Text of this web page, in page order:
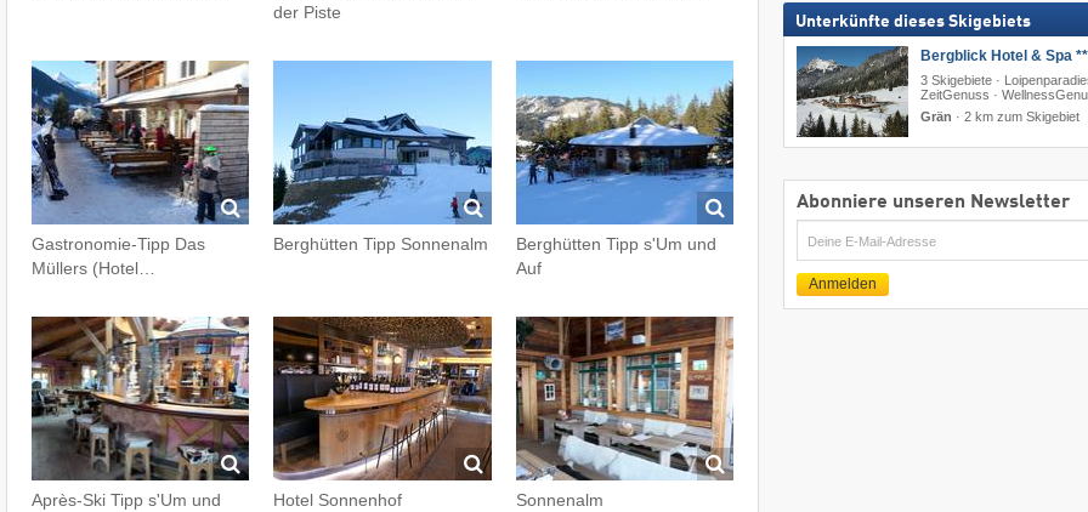
der Piste
Gastronomie-Tipp Das
Müllers (Hotel…
Berghütten Tipp Sonnenalm
Berghütten Tipp s'Um und
Auf
Après-Ski Tipp s'Um und
Hotel Sonnenhof Sonnenalm
Unterkünfte dieses Skigebiets
Bergblick Hotel & Spa
3 Skigebiete ·
ZeitGenuss ·
Grän · 2 km zum Skigebiet
Abonniere unseren Newsletter
E-
Mail
Anmelden